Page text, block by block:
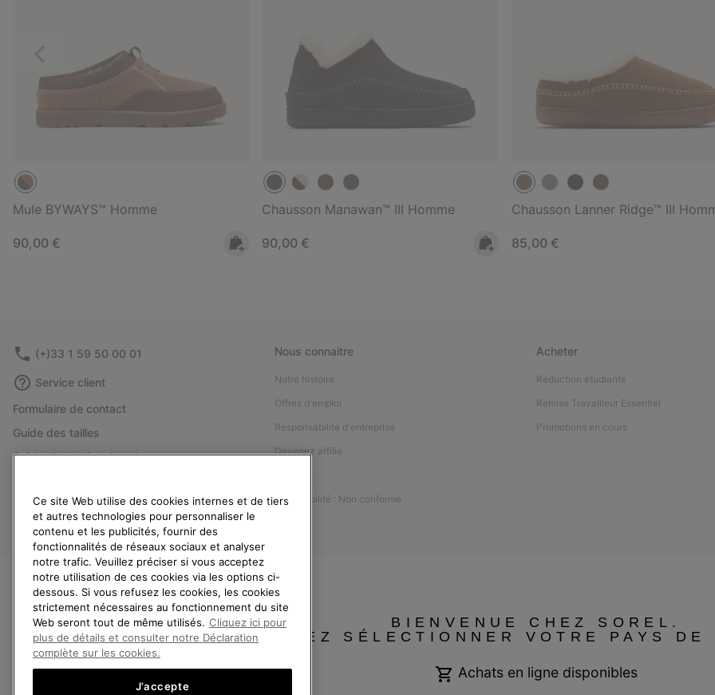
Mule BYWAYS™ Homme
Regular price:
90,00 €
Chausson Manawan™ III Homme
Regular price:
90,00 €
Chausson Lanner Ridge™ III
Regular price:
85,00 €
(+)33 1 59 50 00 01
Service client
Formulaire de contact
Guide des tailles
Guide d'entretien des chaussures
Rétractation
Statut de la commande
Livraison
Paiement
Questions fréquentes
Nous connaitre
Notre histoire
Offres d'emploi
Responsabilité d'entreprise
Devenez affilié
Accessibilité : Non conforme
Acheter
Réduction étudiants
Remise Travailleur Essentiel
Promotions en cours
BIENVENUE CHEZ SOREL.
VEUILLEZ SÉLECTIONNER VOTRE PAYS DE
Achats en ligne disponibles
Ce site Web utilise des cookies internes et de tiers
et autres technologies pour personnaliser le
contenu et les publicités, fournir des
fonctionnalités de réseaux sociaux et analyser
notre trafic. Veuillez préciser si vous acceptez
notre utilisation de ces cookies via les options ci-
dessous. Si vous refusez les cookies, les cookies
strictement nécessaires au fonctionnement du site
Web seront tout de même utilisés. Cliquez ici pour
plus de détails et consulter notre Déclaration
complète sur les cookies.
J’accepte